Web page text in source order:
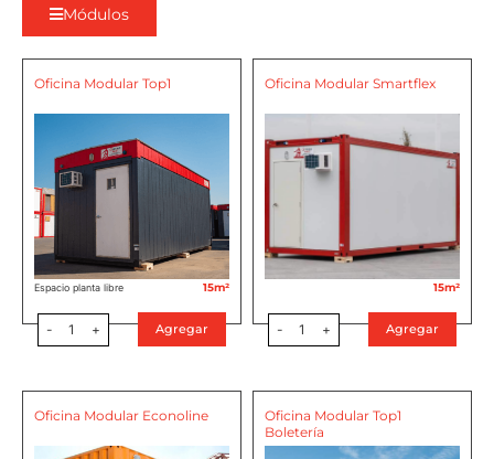
Módulos
Oficina Modular Top1
Espacio planta libre 15m²
- 1 + Agregar
Oficina Modular Smartflex
15m²
- 1 + Agregar
Oficina Modular Econoline
Oficina Modular Top1
Boletería